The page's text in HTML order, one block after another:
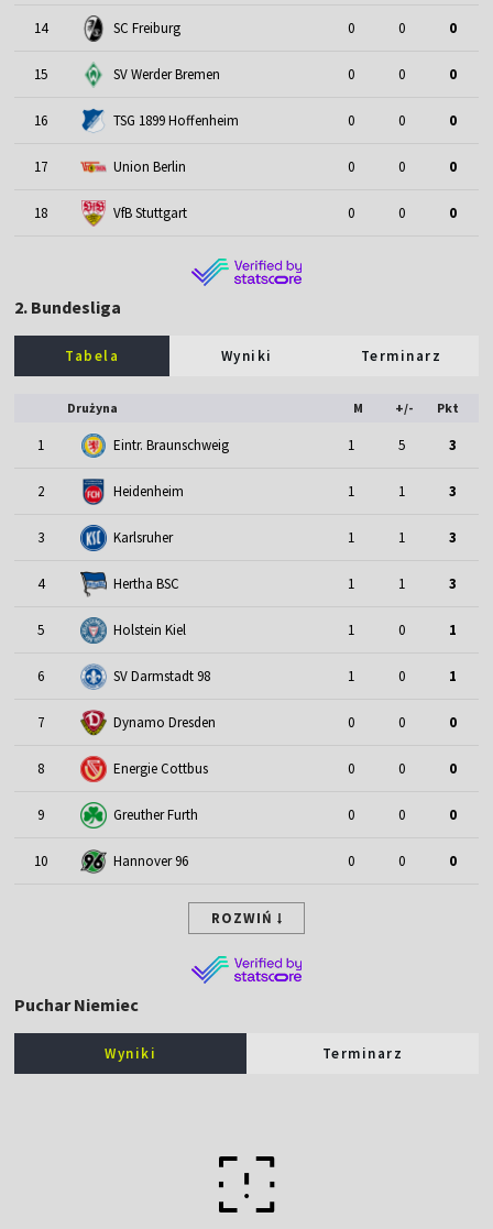
14 SC Freiburg 0 0 0
15 SV Werder Bremen 0 0 0
16 TSG 1899 Hoffenheim 0 0 0
17 Union Berlin 0 0 0
18 VfB Stuttgart 0 0 0
2. Bundesliga
Tabela Wyniki Terminarz
Drużyna M +/- Pkt
1 Eintr. Braunschweig 1 5 3
2 Heidenheim 1 1 3
3 Karlsruher 1 1 3
4 Hertha BSC 1 1 3
5 Holstein Kiel 1 0 1
6 SV Darmstadt 98 1 0 1
7 Dynamo Dresden 0 0 0
8 Energie Cottbus 0 0 0
9 Greuther Furth 0 0 0
10 Hannover 96 0 0 0
ROZWIŃ
Puchar Niemiec
Wyniki Terminarz